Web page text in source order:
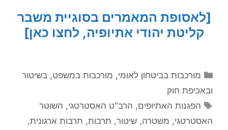
[לאסופת המאמרים בסוגיית משבר
קליטת יהודי אתיופיה, לחצו כאן]
קטגוריות
מורכבות בביטחון לאומי, מורכבות במשפט, בשיטור
ובאכיפת חוק
תגיות
הפגנות האתיופים, הרב"ט האסטרטגי, השוטר
האסטרטגי, משטרה, שיטור, תרבות, תרבות ארגונית,